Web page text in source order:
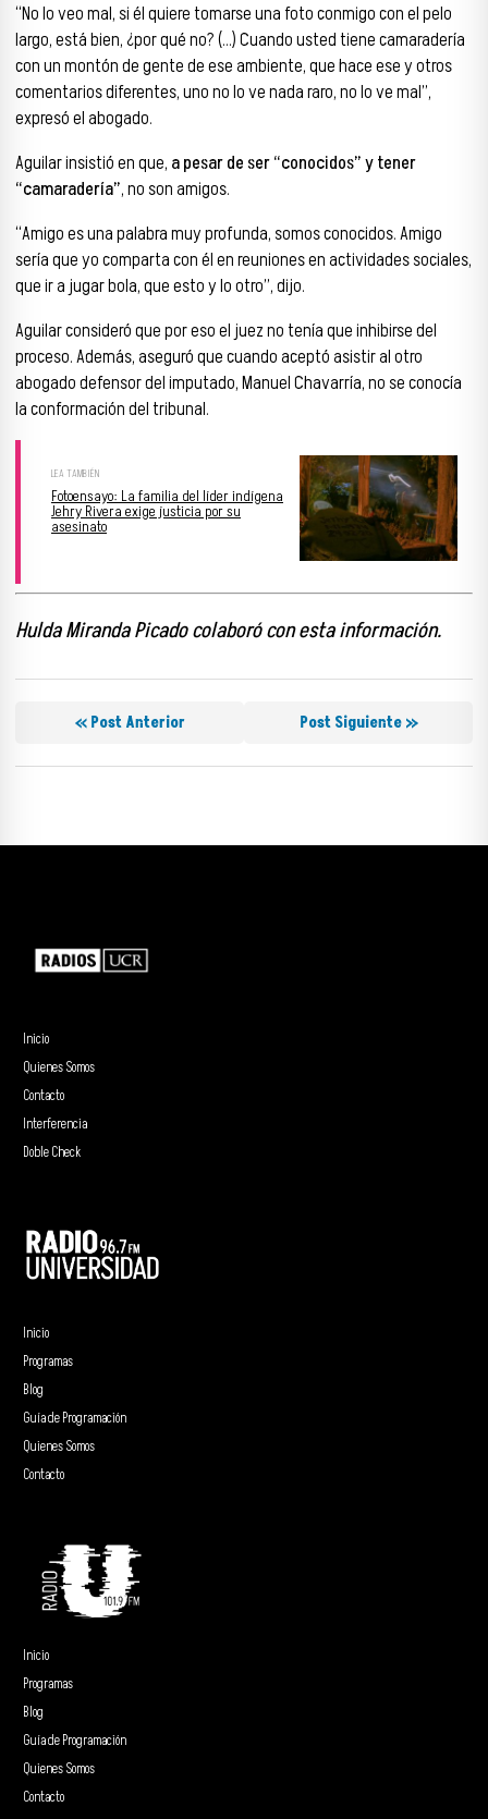
“No lo veo mal, si él quiere tomarse una foto conmigo con el pelo
largo, está bien, ¿por qué no? (…) Cuando usted tiene camaradería
con un montón de gente de ese ambiente, que hace ese y otros
comentarios diferentes, uno no lo ve nada raro, no lo ve mal”,
expresó el abogado.
Aguilar insistió en que, a pesar de ser “conocidos” y tener
“camaradería”, no son amigos.
“Amigo es una palabra muy profunda, somos conocidos. Amigo
sería que yo comparta con él en reuniones en actividades sociales,
que ir a jugar bola, que esto y lo otro”, dijo.
Aguilar consideró que por eso el juez no tenía que inhibirse del
proceso. Además, aseguró que cuando aceptó asistir al otro
abogado defensor del imputado, Manuel Chavarría, no se conocía
la conformación del tribunal.
Fotoensayo: La familia del líder indígena
Jehry Rivera exige justicia por su
asesinato
Hulda Miranda Picado colaboró con esta información.
« Post Anterior Post Siguiente »
Inicio
Quienes Somos
Contacto
Interferencia
Doble Check
Inicio
Programas
Blog
Guía de Programación
Quienes Somos
Contacto
Inicio
Programas
Blog
Guía de Programación
Quienes Somos
Contacto